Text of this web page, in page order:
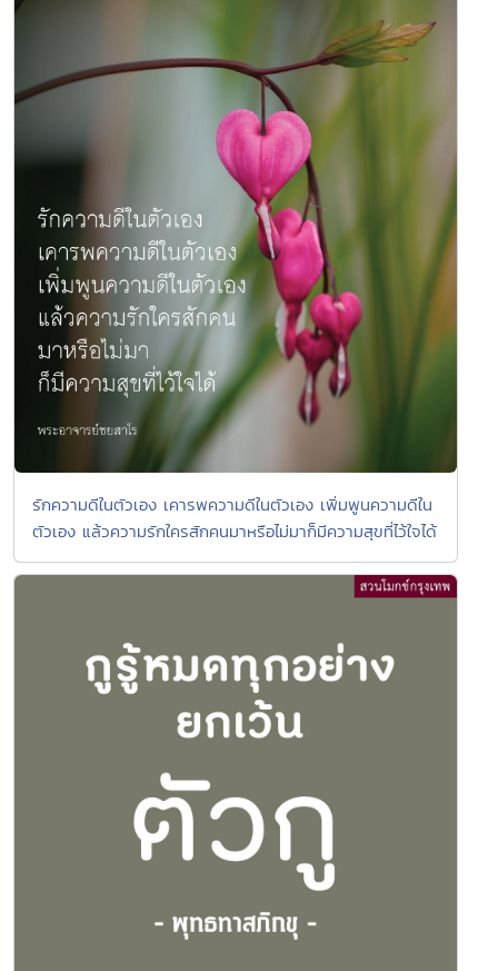
รักความดีในตัวเอง เคารพความดีในตัวเอง เพิ่มพูนความดีใน
ตัวเอง แล้วความรักใครสักคนมาหรือไม่มาก็มีความสุขที่ไว้ใจได้